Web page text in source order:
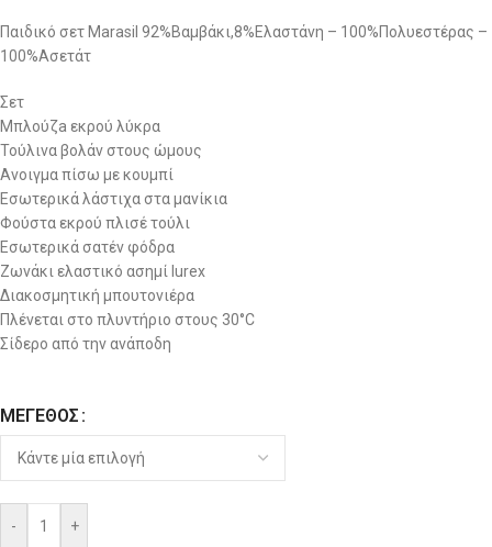
Παιδικό σετ Marasil 92%Βαμβάκι,8%Ελαστάνη – 100%Πολυεστέρας –
100%Ασετάτ
Σετ
Μπλούζa εκρού λύκρα
Τούλινα βολάν στους ώμους
Ανοιγμα πίσω με κουμπί
Εσωτερικά λάστιχα στα μανίκια
Φούστα εκρού πλισέ τούλι
Εσωτερικά σατέν φόδρα
Ζωνάκι ελαστικό ασημί lurex
Διακοσμητική μπουτονιέρα
Πλένεται στο πλυντήριο στους 30°C
Σίδερο από την ανάποδη
ΜΈΓΕΘΟΣ
- +
Alternative: